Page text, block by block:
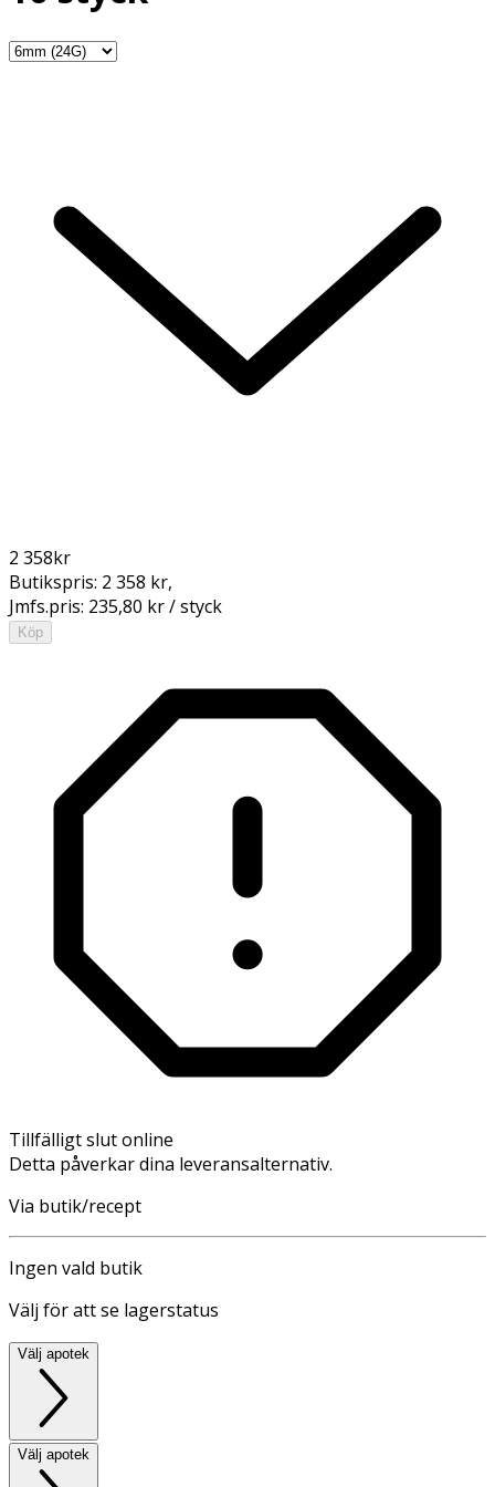
2 358kr
Butikspris: 2 358 kr,
Jmfs.pris: 235,80 kr / styck
Köp
Tillfälligt slut online
Detta påverkar dina leveransalternativ.
Via butik/recept
Ingen vald butik
Välj för att se lagerstatus
Välj apotek
Välj apotek